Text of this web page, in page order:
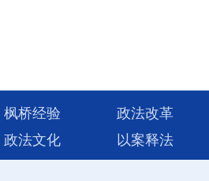
枫桥经验 政法改革
政法文化 以案释法